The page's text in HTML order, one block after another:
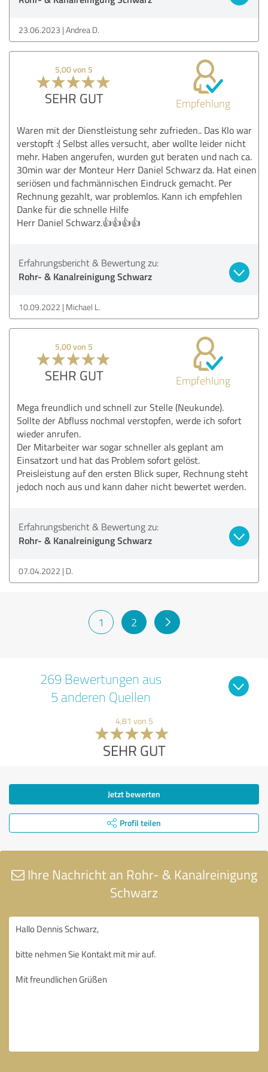
23.06.2023 Andrea D.
5,00 von 5
SEHR GUT Empfehlung
Waren mit der Dienstleistung sehr zufrieden.. Das Klo war
verstopft :( Selbst alles versucht, aber wollte leider nicht
mehr. Haben angerufen, wurden gut beraten und nach ca.
30min war der Monteur Herr Daniel Schwarz da. Hat einen
seriösen und fachmännischen Eindruck gemacht. Per
Rechnung gezahlt, war problemlos. Kann ich empfehlen
Danke für die schnelle Hilfe
Herr Daniel Schwarz.👍👍👍👍
Erfahrungsbericht & Bewertung zu:
Rohr- & Kanalreinigung Schwarz
10.09.2022 Michael L.
5,00 von 5
SEHR GUT Empfehlung
Mega freundlich und schnell zur Stelle (Neukunde).
Sollte der Abfluss nochmal verstopfen, werde ich sofort
wieder anrufen.
Der Mitarbeiter war sogar schneller als geplant am
Einsatzort und hat das Problem sofort gelöst.
Preisleistung auf den ersten Blick super, Rechnung steht
jedoch noch aus und kann daher nicht bewertet werden.
Erfahrungsbericht & Bewertung zu:
Rohr- & Kanalreinigung Schwarz
07.04.2022 D.
1 2
269 Bewertungen aus
5 anderen Quellen
4,81 von 5
SEHR GUT
Jetzt bewerten
Profil teilen
Ihre Nachricht an Rohr- & Kanalreinigung
Schwarz